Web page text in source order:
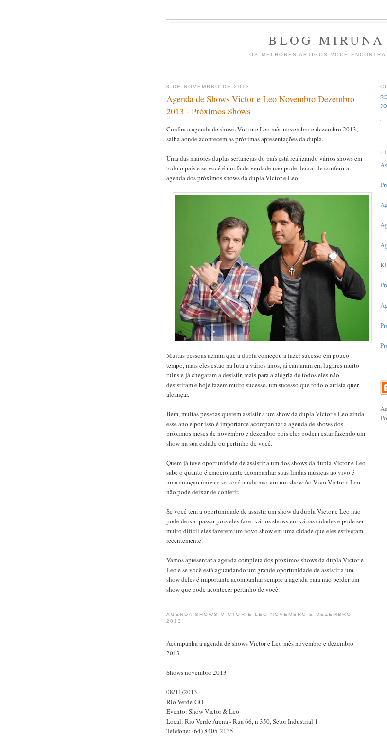
BLOG MIRUNA
OS MELHORES ARTIGOS VOCÊ ENCONTRA
8 DE NOVEMBRO DE 2013
Agenda de Shows Victor e Leo Novembro Dezembro
2013 - Próximos Shows
Confira a agenda de shows Victor e Leo mês novembro e dezembro 2013,
saiba aonde acontecem as próximas apresentações da dupla.
Uma das maiores duplas sertanejas do país está realizando vários shows em
todo o país e se você é um fã de verdade não pode deixar de conferir a
agenda dos próximos shows da dupla Victor e Leo.
Muitas pessoas acham que a dupla começou a fazer sucesso em pouco
tempo, mais eles estão na luta a vários anos, já cantaram em lugares muito
ruins e já chegaram a desistir, mais para a alegria de todos eles não
desistiram e hoje fazem muito sucesso, um sucesso que todo o artista quer
alcançar.
Bem, muitas pessoas querem assistir a um show da dupla Victor e Leo ainda
esse ano e por isso é importante acompanhar a agenda de shows dos
próximos meses de novembro e dezembro pois eles podem estar fazendo um
show na sua cidade ou pertinho de você.
Quem já teve oportunidade de assistir a um dos shows da dupla Victor e Leo
sabe o quanto é emocionante acompanhar suas lindas músicas ao vivo é
uma emoção única e se você ainda não viu um show Ao Vivo Victor e Leo
não pode deixar de conferir.
Se você tem a oportunidade de assistir um show da dupla Victor e Leo não
pode deixar passar pois eles fazer vários shows em várias cidades e pode ser
muito difícil eles fazerem um novo show em uma cidade que eles estiveram
recentemente.
Vamos apresentar a agenda completa dos próximos shows da dupla Victor e
Leo e se você está aguardando um grande oportunidade de assistir a um
show deles é importante acompanhar sempre a agenda para não perder um
show que pode acontecer pertinho de você.
AGENDA SHOWS VICTOR E LEO NOVEMBRO E DEZEMBRO
2013
Acompanha a agenda de shows Victor e Leo mês novembro e dezembro
2013
Shows novembro 2013
08/11/2013
Rio Verde-GO
Evento: Show Victor & Leo
Local: Rio Verde Arena - Rua 66, n 350, Setor Industrial 1
Telefone: (64) 8405-2135